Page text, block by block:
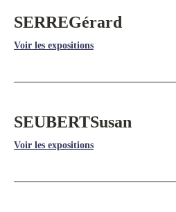
SERREGérard
Voir les expositions
SEUBERTSusan
Voir les expositions